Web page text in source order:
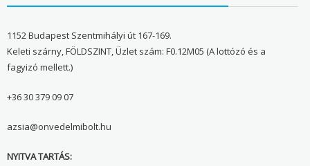
1152 Budapest Szentmihályi út 167-169.
Keleti szárny, FÖLDSZINT, Üzlet szám: F0.12M05 (A lottózó és a
fagyizó mellett.)
+36 30 379 09 07
azsia@onvedelmibolt.hu
NYITVA TARTÁS: